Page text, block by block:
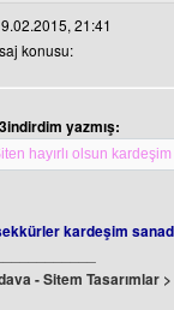
profilini görüntüle
21:41
konusu:
yazmış:
hayırlı olsun
kardeşim
- Sitem Tasarımlar >